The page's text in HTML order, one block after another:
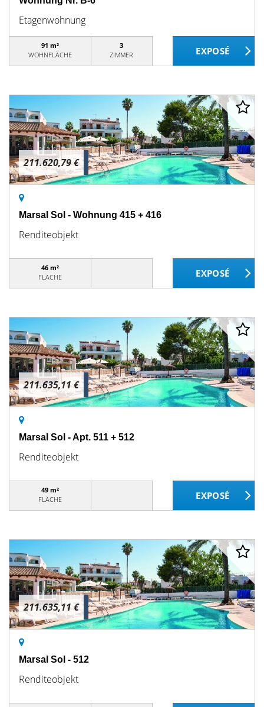
Etagenwohnung
91 m²
WOHNFLÄCHE
3
ZIMMER
211.620,79 €
Marsal Sol - Wohnung 415 + 416
Renditeobjekt
46 m²
FLÄCHE
211.635,11 €
Marsal Sol - Apt. 511 + 512
Renditeobjekt
49 m²
FLÄCHE
211.635,11 €
Marsal Sol - 512
Renditeobjekt